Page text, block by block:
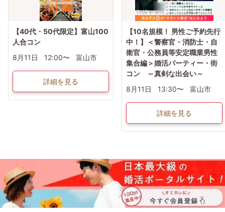
【40代・50代限定】富山100
人合コン
8月11日
12:00〜 富山市
詳細を見る
【10名規模！ 男性ご予約先行
中！】＜警察官・消防士・自
衛官・公務員等安定職業男性
集合編＞婚活パーティー・街
コン ～真剣な出会い～
8月11日
13:30〜 富山市
詳細を見る